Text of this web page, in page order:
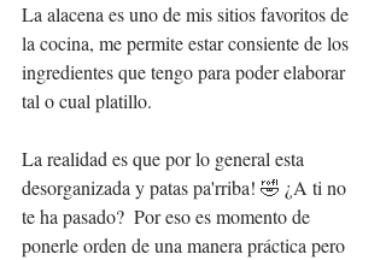
La alacena es uno de mis sitios favoritos de
la cocina, me permite estar consiente de los
ingredientes que tengo para poder elaborar
tal o cual platillo.
La realidad es que por lo general esta
desorganizada y patas pa'rriba! 🤣 ¿A ti no
te ha pasado?  Por eso es momento de
ponerle orden de una manera práctica pero